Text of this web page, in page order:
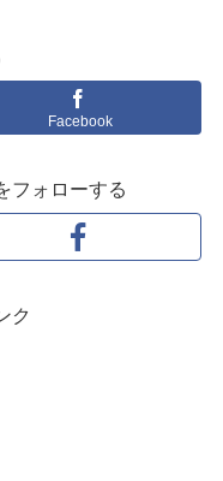
Facebook
フォローする
ク